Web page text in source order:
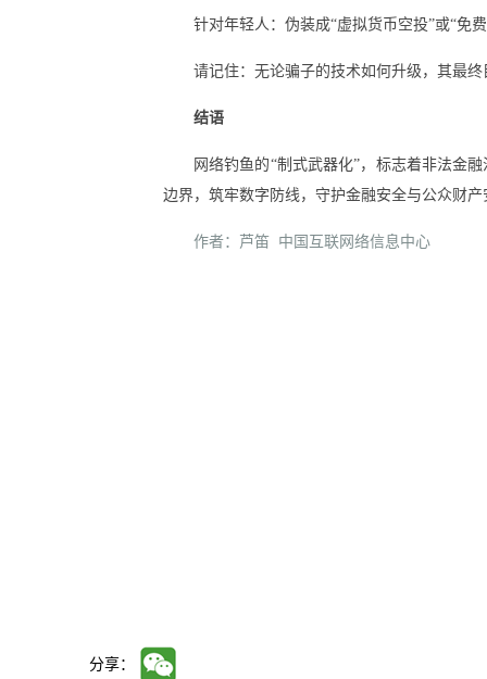
针对年轻人：伪装成“虚拟货币空投”或“免
请记住：无论骗子的技术如何升级，其最
结语
网络钓鱼的“制式武器化”，标志着非法金
边界，筑牢数字防线，守护金融安全与公众财产
作者：芦笛 中国互联网络信息中心
分享：